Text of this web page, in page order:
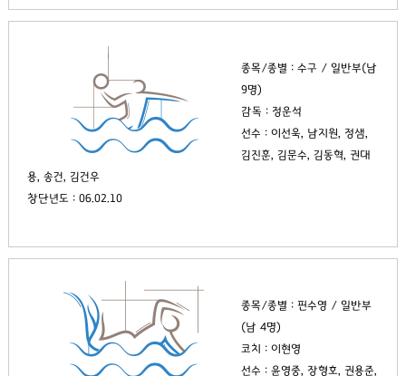
종목/종별 : 수구 / 일반부(남
9명)
감독 : 정운석
선수 : 이선욱, 남지원, 정샘,
김진훈, 김문수, 김동혁, 권대
용, 송건, 김건우
창단년도 : 06.02.10
종목/종별 : 핀수영 / 일반부
(남 4명)
코치 : 이현영
선수 : 윤영중, 장형호, 권용준,